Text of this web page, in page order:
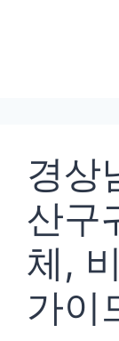
경상
산구
체,
가이